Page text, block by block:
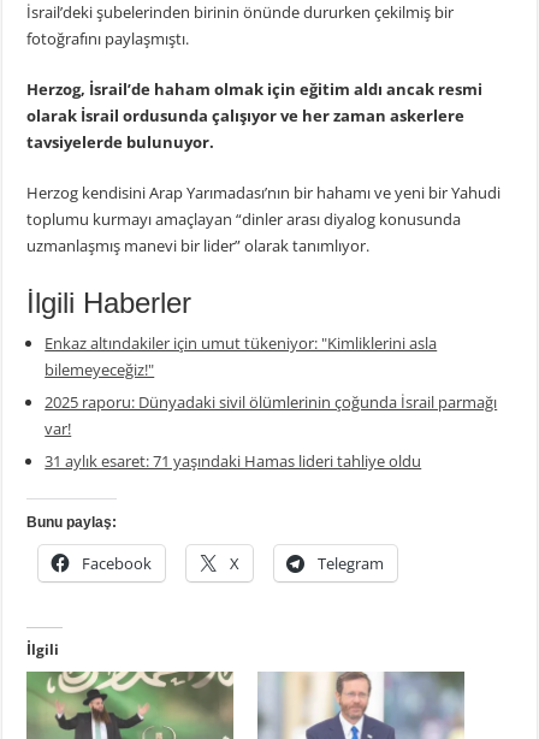
İsrail’deki şubelerinden birinin önünde dururken çekilmiş bir
fotoğrafını paylaşmıştı.
Herzog, İsrail’de haham olmak için eğitim aldı ancak resmi
olarak İsrail ordusunda çalışıyor ve her zaman askerlere
tavsiyelerde bulunuyor.
Herzog kendisini Arap Yarımadası’nın bir hahamı ve yeni bir Yahudi
toplumu kurmayı amaçlayan “dinler arası diyalog konusunda
uzmanlaşmış manevi bir lider” olarak tanımlıyor.
İlgili Haberler
Enkaz altındakiler için umut tükeniyor: "Kimliklerini asla
bilemeyeceğiz!"
2025 raporu: Dünyadaki sivil ölümlerinin çoğunda İsrail parmağı
var!
31 aylık esaret: 71 yaşındaki Hamas lideri tahliye oldu
Bunu paylaş:
Facebook X Telegram
İlgili